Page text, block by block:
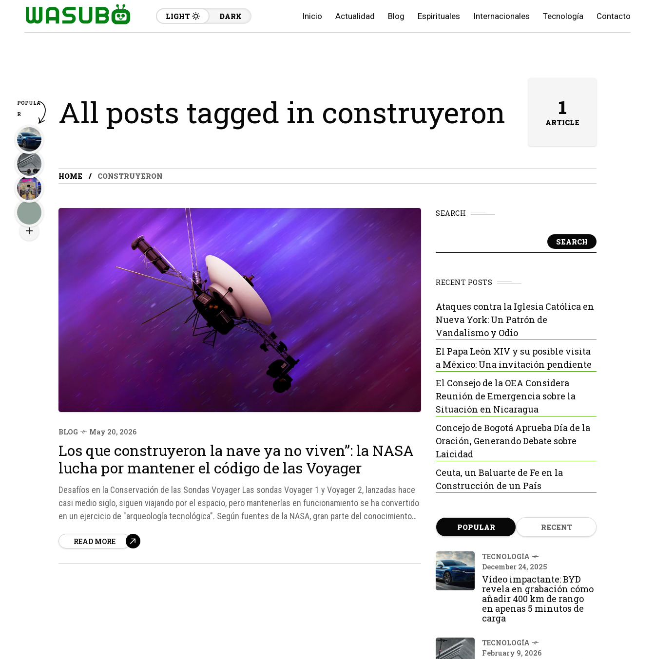
LIGHT DARK Inicio Actualidad Blog Espirituales Internacionales Tecnología Contacto
All posts tagged in construyeron 1
ARTICLE
HOME CONSTRUYERON
BLOG May 20, 2026
Los que construyeron la nave ya no viven”: la NASA
lucha por mantener el código de las Voyager
Desafíos en la Conservación de las Sondas Voyager Las sondas Voyager 1 y Voyager 2, lanzadas hace
casi medio siglo, siguen viajando por el espacio, pero mantenerlas en funcionamiento se ha convertido
en un ejercicio de "arqueología tecnológica". Según fuentes de la NASA, gran parte del conocimiento
READ MORE
SEARCH
SEARCH
RECENT POSTS
Ataques contra la Iglesia Católica en
Nueva York: Un Patrón de
Vandalismo y Odio
El Papa León XIV y su posible visita
a México: Una invitación pendiente
El Consejo de la OEA Considera
Reunión de Emergencia sobre la
Situación en Nicaragua
Concejo de Bogotá Aprueba Día de la
Oración, Generando Debate sobre
Laicidad
Ceuta, un Baluarte de Fe en la
Construcción de un País
POPULAR RECENT
TECNOLOGÍA
December 24, 2025
Vídeo impactante: BYD
revela en grabación cómo
añadir 400 km de rango
en apenas 5 minutos de
carga
TECNOLOGÍA
February 9, 2026
POPULA
R